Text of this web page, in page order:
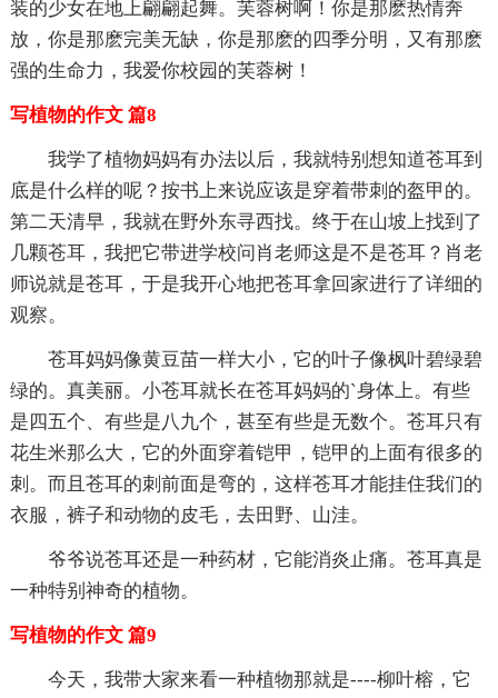
装的少女在地上翩翩起舞。芙蓉树啊！你是那麽热情奔
放，你是那麽完美无缺，你是那麽的四季分明，又有那麽
强的生命力，我爱你校园的芙蓉树！
写植物的作文 篇8
我学了植物妈妈有办法以后，我就特别想知道苍耳到
底是什么样的呢？按书上来说应该是穿着带刺的盔甲的。
第二天清早，我就在野外东寻西找。终于在山坡上找到了
几颗苍耳，我把它带进学校问肖老师这是不是苍耳？肖老
师说就是苍耳，于是我开心地把苍耳拿回家进行了详细的
观察。
苍耳妈妈像黄豆苗一样大小，它的叶子像枫叶碧绿碧
绿的。真美丽。小苍耳就长在苍耳妈妈的`身体上。有些
是四五个、有些是八九个，甚至有些是无数个。苍耳只有
花生米那么大，它的外面穿着铠甲，铠甲的上面有很多的
刺。而且苍耳的刺前面是弯的，这样苍耳才能挂住我们的
衣服，裤子和动物的皮毛，去田野、山洼。
爷爷说苍耳还是一种药材，它能消炎止痛。苍耳真是
一种特别神奇的植物。
写植物的作文 篇9
今天，我带大家来看一种植物那就是----柳叶榕，它